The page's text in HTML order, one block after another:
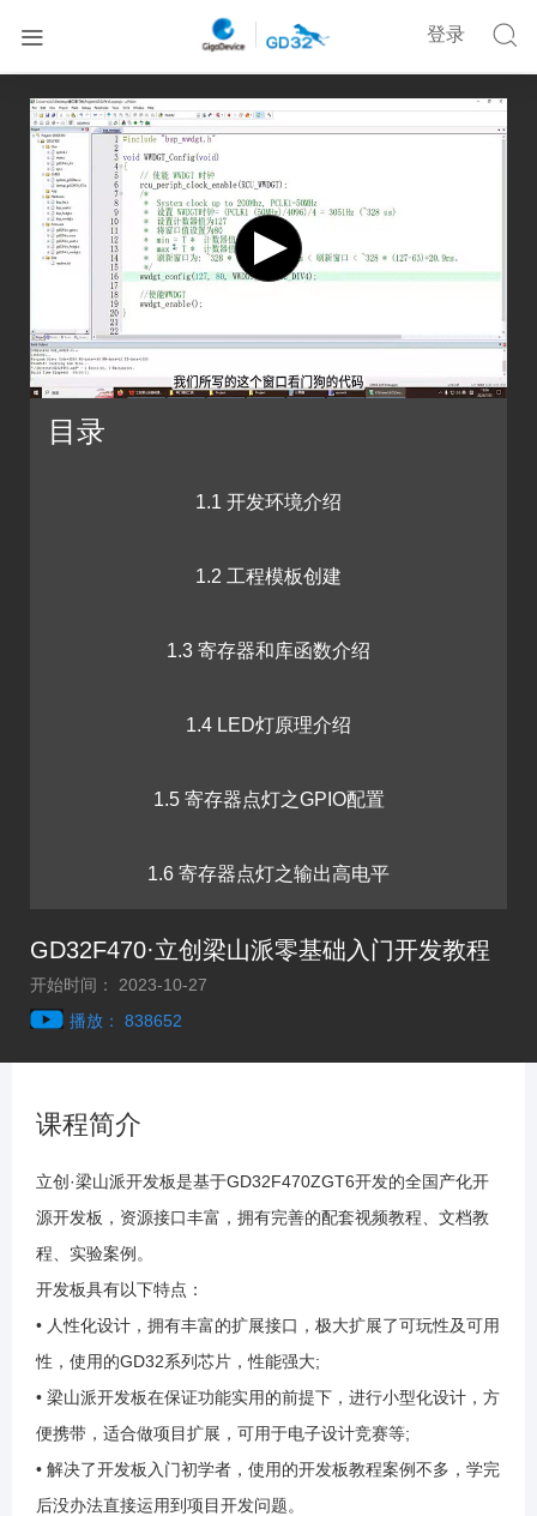
 
登录
首页 GD32F470·立创梁山派零基础入门开发教程
目录
1.1 开发环境介绍
1.2 工程模板创建
1.3 寄存器和库函数介绍
1.4 LED灯原理介绍
1.5 寄存器点灯之GPIO配置
1.6 寄存器点灯之输出高电平
1.7 VSCode安装
1.10 滴答定时器
1.12 串口通信原理介绍
1.13 串口之配置
1.14 串口之发送数据
GD32F470·立创梁山派零基础入门开发教程
开始时间： 2023-10-27
播放： 838652
课程简介
立创·梁山派开发板是基于GD32F470ZGT6开发的全国产化开
源开发板，资源接口丰富，拥有完善的配套视频教程、文档教
程、实验案例。
开发板具有以下特点：
• 人性化设计，拥有丰富的扩展接口，极大扩展了可玩性及可用
性，使用的GD32系列芯片，性能强大;
• 梁山派开发板在保证功能实用的前提下，进行小型化设计，方
便携带，适合做项目扩展，可用于电子设计竞赛等;
• 解决了开发板入门初学者，使用的开发板教程案例不多，学完
后没办法直接运用到项目开发问题。